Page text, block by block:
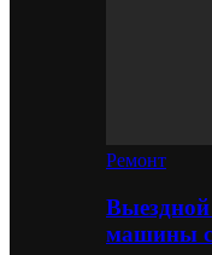
Ремонт
Выездной
машины